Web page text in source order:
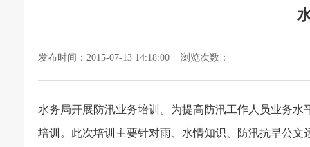
发布时间：2015-07-13 14:18:00 浏览次数：
水务局开展防汛业务培训。为提高防汛工作人员业务水
培训。此次培训主要针对雨、水情知识、防汛抗旱公